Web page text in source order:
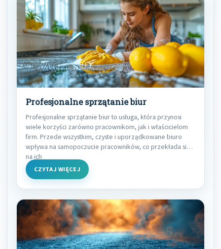
Profesjonalne sprzątanie biur
Profesjonalne sprzątanie biur to usługa, która przynosi
wiele korzyści zarówno pracownikom, jak i właścicielom
firm. Przede wszystkim, czyste i uporządkowane biuro
wpływa na samopoczucie pracowników, co przekłada się
na ich
CZYTAJ WIĘCEJ